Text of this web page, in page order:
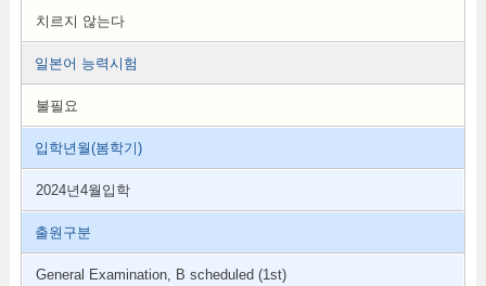
치르지 않는다
일본어 능력시험
불필요
입학년월(봄학기)
2024년4월입학
출원구분
General Examination, B scheduled (1st)